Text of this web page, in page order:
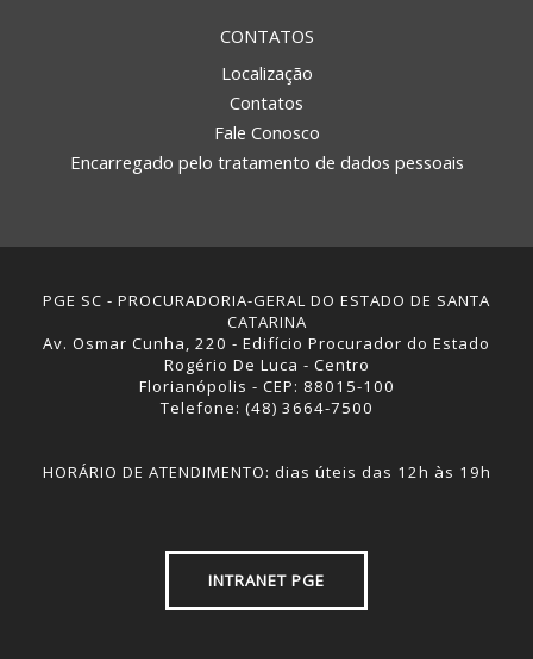
CONTATOS
Localização
Contatos
Fale Conosco
Encarregado pelo tratamento de dados pessoais
PGE SC - PROCURADORIA-GERAL DO ESTADO DE SANTA
CATARINA
Av. Osmar Cunha, 220 - Edifício Procurador do Estado
Rogério De Luca - Centro
Florianópolis - CEP: 88015-100
Telefone: (48) 3664-7500
HORÁRIO DE ATENDIMENTO: dias úteis das 12h às 19h
INTRANET PGE